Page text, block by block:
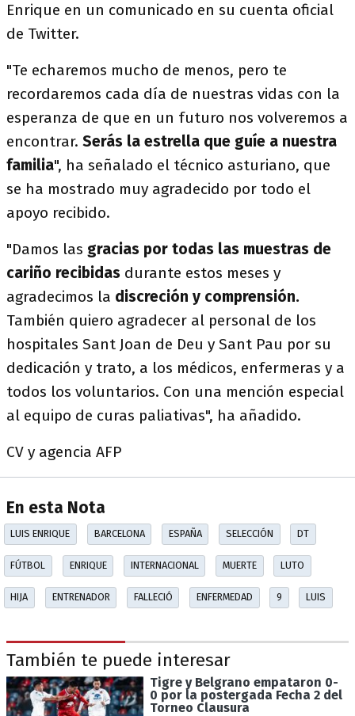
Enrique en un comunicado en su cuenta oficial
de Twitter.
"Te echaremos mucho de menos, pero te
recordaremos cada día de nuestras vidas con la
esperanza de que en un futuro nos volveremos a
encontrar. Serás la estrella que guíe a nuestra
familia", ha señalado el técnico asturiano, que
se ha mostrado muy agradecido por todo el
apoyo recibido.
"Damos las gracias por todas las muestras de
cariño recibidas durante estos meses y
agradecimos la discreción y comprensión.
También quiero agradecer al personal de los
hospitales Sant Joan de Deu y Sant Pau por su
dedicación y trato, a los médicos, enfermeras y a
todos los voluntarios. Con una mención especial
al equipo de curas paliativas", ha añadido.
CV y agencia AFP
En esta Nota
LUIS ENRIQUE BARCELONA ESPAÑA SELECCIÓN DT
FÚTBOL ENRIQUE INTERNACIONAL MUERTE LUTO
HIJA ENTRENADOR FALLECIÓ ENFERMEDAD 9 LUIS
También te puede interesar
Tigre y Belgrano empataron 0-
0 por la postergada Fecha 2 del
Torneo Clausura